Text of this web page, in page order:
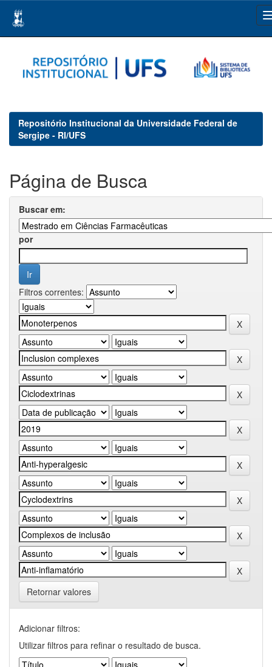
navigation
Repositório Institucional da Universidade Federal de
Sergipe - RI/UFS
Página de Busca
Buscar em:
por
Filtros correntes:
Retornar valores
Adicionar filtros:
Utilizar filtros para refinar o resultado de busca.